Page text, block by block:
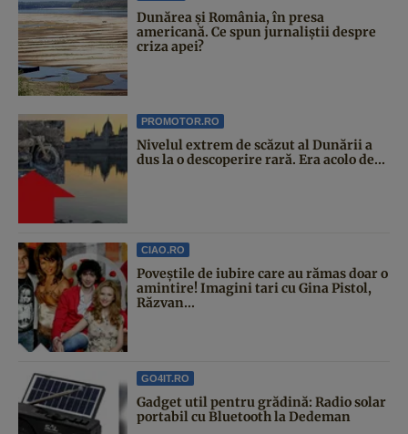
Dunărea și România, în presa
americană. Ce spun jurnaliștii despre
criza apei?
PROMOTOR.RO
Nivelul extrem de scăzut al Dunării a
dus la o descoperire rară. Era acolo de...
CIAO.RO
Poveştile de iubire care au rămas doar o
amintire! Imagini tari cu Gina Pistol,
Răzvan...
GO4IT.RO
Gadget util pentru grădină: Radio solar
portabil cu Bluetooth la Dedeman